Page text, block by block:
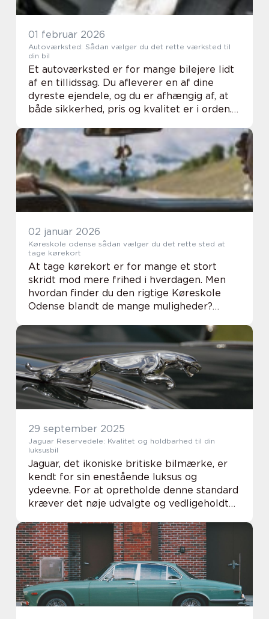
01 februar 2026
Autoværksted: Sådan vælger du det rette værksted til
din bil
Et autoværksted er for mange bilejere lidt
af en tillidssag. Du afleverer en af dine
dyreste ejendele, og du er afhængig af, at
både sikkerhed, pris og kvalitet er i orden.
at v&ael...
02 januar 2026
Køreskole odense sådan vælger du det rette sted at
tage kørekort
At tage kørekort er for mange et stort
skridt mod mere frihed i hverdagen. Men
hvordan finder du den rigtige Køreskole
Odense blandt de mange muligheder?
Undervisningskvalitet, kemi med
kørelæreren og tryghed i bilen ...
29 september 2025
Jaguar Reservedele: Kvalitet og holdbarhed til din
luksusbil
Jaguar, det ikoniske britiske bilmærke, er
kendt for sin enestående luksus og
ydeevne. For at opretholde denne standard
kræver det nøje udvalgte og vedligeholdte
reservedele kan forl&a...